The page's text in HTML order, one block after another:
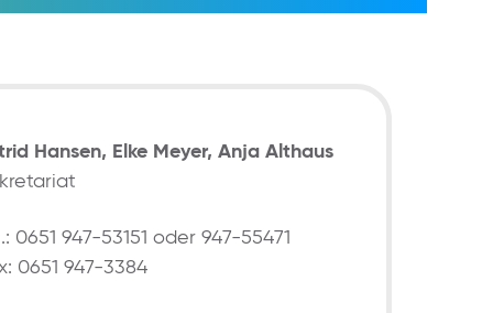
Hansen, Elke Meyer, Anja Althaus
0651 947-53151 oder 947-55471
0651 947-3384